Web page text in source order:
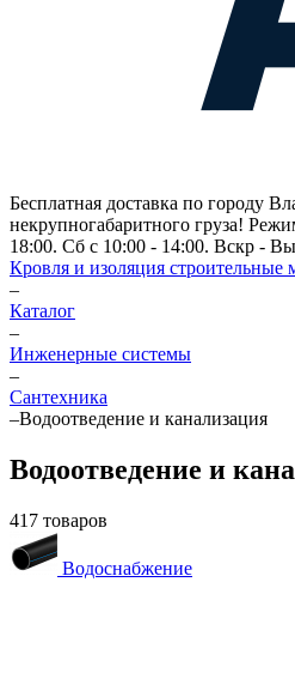
Бесплатная доставка по городу
некрупногабаритного груза!
18:00. Сб с 10:00 - 14:00. Вскр -
Кровля и изоляция
–
Каталог
–
Инженерные системы
–
Сантехника
–Водоотведение и канализация
Водоотведение и
417 товаров
Водоснабжение